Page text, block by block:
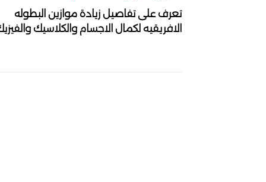
تعرف على تفاصيل زيادة موازين البطوله
الافريقيه لكمال الاجسام والكلاسيك